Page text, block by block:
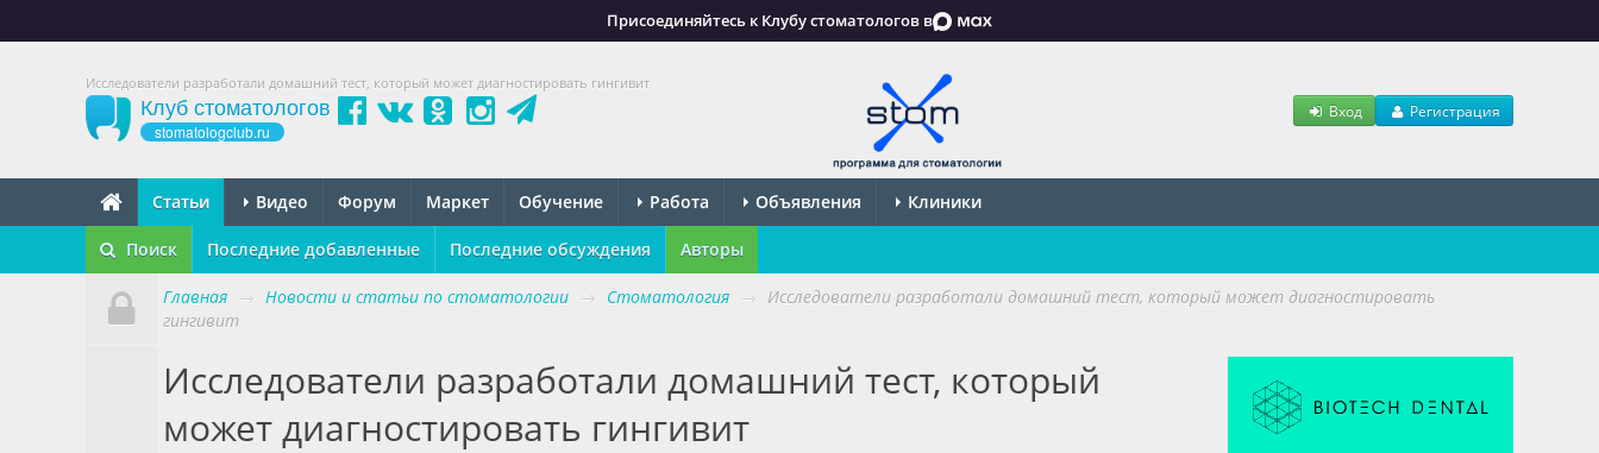
Присоединяйтесь к Клубу стоматологов в
Исследователи разработали домашний тест, который может диагностировать гингивит
Клуб стоматологов
stomatologclub.ru
Вход Регистрация
Статьи Видео Форум Маркет Обучение Работа Объявления Клиники
Поиск Последние добавленные Последние обсуждения Авторы
Главная → Новости и статьи по стоматологии → Стоматология →
Исследователи разработали домашний тест, который может диагностировать
гингивит
Исследователи разработали домашний тест, который
может диагностировать гингивит